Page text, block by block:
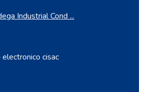
Industrial Cond ...